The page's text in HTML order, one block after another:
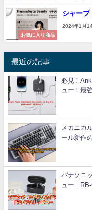
お気に入り商品
シャープ
2024年1月14
最近の記事
必見！
ュー！最
メカニカ
ール新作
パナソニ
ュー｜